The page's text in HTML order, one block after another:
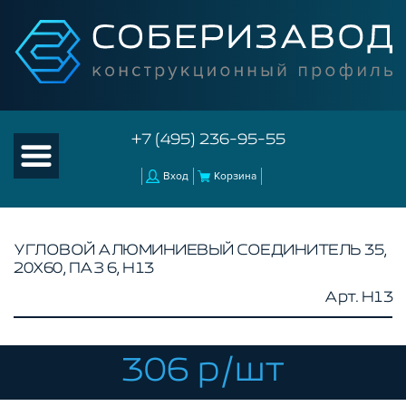
+7 (495) 236-95-55
Вход Корзина
КАТАЛОГ ТОВАРОВ
КОНСТРУКЦИОННЫЙ ПРОФИЛЬ
КОМПЛЕКТУЮЩИЕ К ЧПУ
АКСЕССУАРЫ ДЛЯ V-ПАЗА
УГЛОВОЙ АЛЮМИНИЕВЫЙ СОЕДИНИТЕЛЬ 35,
20Х60, ПАЗ 6, H13
Арт. H13
306 р/шт